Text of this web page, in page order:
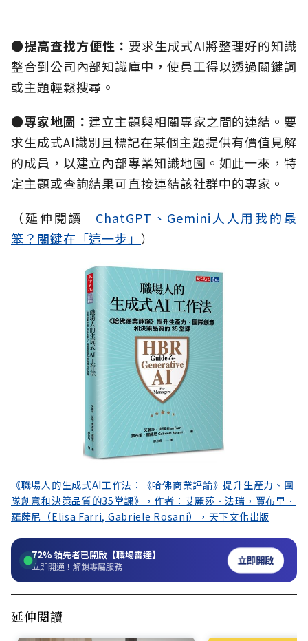
●提高查找方便性 ： 要求生成式AI將整理好的知識
整合到公司內部知識庫中，使員工得以透過關鍵詞
或主題輕鬆搜尋。
●專家地圖 ： 建立主題與相關專家之間的連結。要
求生成式AI識別且標記在某個主題提供有價值見解
的成員，以建立內部專業知識地圖。如此一來，特
定主題或查詢結果可直接連結該社群中的專家。
（延伸閱讀│ ChatGPT、Gemini人人用我的最
笨？關鍵在「這一步」 ）
《職場人的生成式AI工作法：《哈佛商業評論》提升生產力、團
隊創意和決策品質的35堂課》，作者：艾麗莎．法瑞，賈布里．
羅薩尼（Elisa Farri, Gabriele Rosani），天下文化出版
72%領先者已開啟【職場雷達】
立即開通！解鎖專屬服務 立即開啟
延伸閱讀